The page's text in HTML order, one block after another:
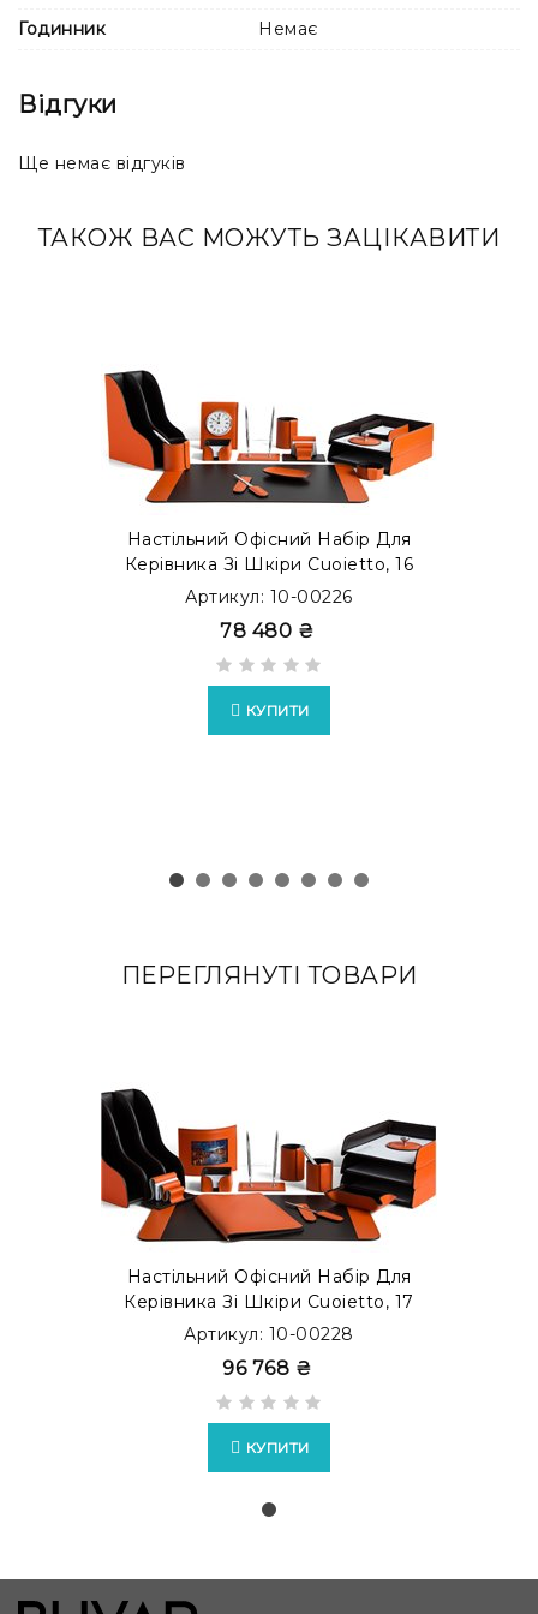
Годинник
Немає
Відгуки
Ще немає відгуків
ТАКОЖ ВАС МОЖУТЬ ЗАЦІКАВИТИ
Настільний Офісний Набір Для
Керівника Зі Шкіри Cuoietto, 16
Предметів, Бювар, Помаранчевий/
Артикул: 10-00226
78 480 ₴
КУПИТИ
ПЕРЕГЛЯНУТІ ТОВАРИ
Настільний Офісний Набір Для
Керівника Зі Шкіри Cuoietto, 17
Предметів, Бювар, Помаранчевий/
Артикул: 10-00228
96 768 ₴
КУПИТИ